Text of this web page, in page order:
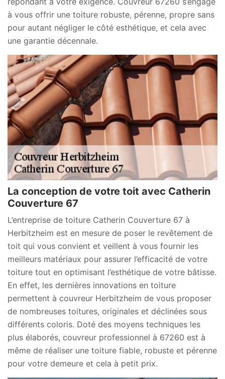
à vous offrir une toiture robuste, pérenne, propre sans
pour autant négliger le côté esthétique, et cela avec
une garantie décennale.
La conception de votre toit avec Catherin
Couverture 67
L’entreprise de toiture Catherin Couverture 67 à
Herbitzheim est en mesure de poser le revêtement de
toit qui vous convient et veillent à vous fournir les
meilleurs matériaux pour assurer l’efficacité de votre
toiture tout en optimisant l’esthétique de votre bâtisse.
En effet, les dernières innovations en toiture
permettent à couvreur Herbitzheim de vous proposer
de nombreuses toitures, originales et déclinées sous
différents coloris. Doté des moyens techniques les
plus élaborés, couvreur professionnel à 67260 est à
même de réaliser une toiture fiable, robuste et pérenne
pour votre demeure et cela à petit prix.